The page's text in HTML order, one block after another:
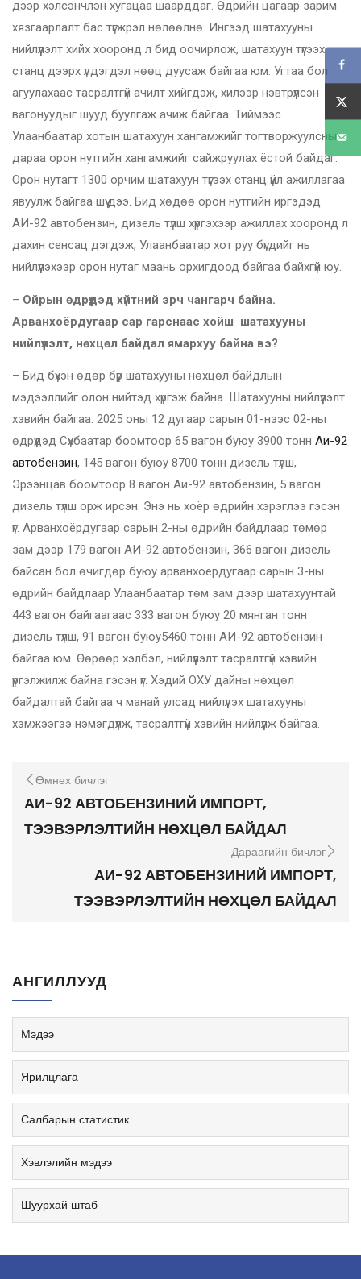
дээр хэлсэнчлэн хугацаа шаарддаг. Өдрийн цагаар зарим
хязгаарлалт бас түгжрэл нөлөөлнө. Ингээд шатахууны
нийлүүлэлт хийх хооронд л бид оочирлож, шатахуун түгээх
станц дээрх үлдэгдэл нөөц дуусаж байгаа юм. Угтаа бол
агуулахаас тасралтгүй ачилт хийгдэж, хилээр нэвтрүүлсэн
вагонуудыг шууд буулгаж ачиж байгаа. Тиймээс
Улаанбаатар хотын шатахуун хангамжийг тогтворжуулсны
дараа орон нутгийн хангамжийг сайжруулах ёстой байдаг.
Орон нутагт 1300 орчим шатахуун түгээх станц үйл ажиллагаа
явуулж байгаа шүү дээ. Бид хөдөө орон нутгийн иргэдэд
АИ-92 автобензин, дизель түлш хүргэхээр ажиллах хооронд л
дахин сенсац дэгдэж, Улаанбаатар хот руу бүгдийг нь
нийлүүлэхээр орон нутаг маань орхигдоод байгаа байхгүй юу.
– Ойрын өдрүүдэд хүйтний эрч чангарч байна.
Арванхоёрдугаар сар гарснаас хойш шатахууны
нийлүүлэлт, нөхцөл байдал ямархуу байна вэ?
– Бид бүхэн өдөр бүр шатахууны нөхцөл байдлын
мэдээллийг олон нийтэд хүргэж байна. Шатахууны нийлүүлэлт
хэвийн байгаа. 2025 оны 12 дугаар сарын 01-нээс 02-ны
өдрүүдэд Сүхбаатар боомтоор 65 вагон буюу 3900 тонн Аи-92
автобензин, 145 вагон буюу 8700 тонн дизель түлш,
Эрээнцав боомтоор 8 вагон Аи-92 автобензин, 5 вагон
дизель түлш орж ирсэн. Энэ нь хоёр өдрийн хэрэглээ гэсэн
үг. Арванхоёрдугаар сарын 2-ны өдрийн байдлаар төмөр
зам дээр 179 вагон АИ-92 автобензин, 366 вагон дизель
байсан бол өчигдөр буюу арванхоёрдугаар сарын 3-ны
өдрийн байдлаар Улаанбаатар төм зам дээр шатахуунтай
443 вагон байгаагаас 333 вагон буюу 20 мянган тонн
дизель түлш, 91 вагон буюу5460 тонн АИ-92 автобензин
байгаа юм. Өөрөөр хэлбэл, нийлүүлэлт тасралтгүй хэвийн
үргэлжилж байна гэсэн үг. Хэдий ОХУ дайны нөхцөл
байдалтай байгаа ч манай улсад нийлүүлэх шатахууны
хэмжээгээ нэмэгдүүлж, тасралтгүй хэвийн нийлүүлж байгаа.
Өмнөх бичлэг
АИ-92 АВТОБЕНЗИНИЙ ИМПОРТ,
ТЭЭВЭРЛЭЛТИЙН НӨХЦӨЛ БАЙДАЛ
Дараагийн бичлэг
АИ-92 АВТОБЕНЗИНИЙ ИМПОРТ,
ТЭЭВЭРЛЭЛТИЙН НӨХЦӨЛ БАЙДАЛ
АНГИЛЛУУД
Мэдээ
Ярилцлага
Салбарын статистик
Хэвлэлийн мэдээ
Шуурхай штаб